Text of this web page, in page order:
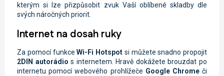
kterým si lze přizpůsobit zvuk Vaší oblíbené skladby dle
svých náročných priorit.
Internet na dosah ruky
Za pomocí funkceWi-Fi Hotspot si můžete snadno propojit
2DIN autorádio s internetem. Hravě dokážete brouzdat po
internetu pomocí webového prohlížeče Google Chromeči